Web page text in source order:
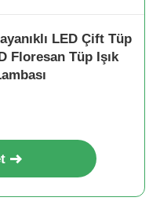
LED Çift Tüp
Floresan Tüp Işık